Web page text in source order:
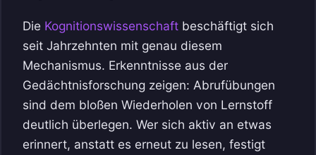
Die Kognitionswissenschaft beschäftigt sich
seit Jahrzehnten mit genau diesem
Mechanismus. Erkenntnisse aus der
Gedächtnisforschung zeigen: Abrufübungen
sind dem bloßen Wiederholen von Lernstoff
deutlich überlegen. Wer sich aktiv an etwas
erinnert, anstatt es erneut zu lesen, festigt